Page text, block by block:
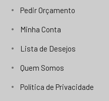
Pedir Orçamento
Minha Conta
Lista de Desejos
Quem Somos
Política de Privacidade